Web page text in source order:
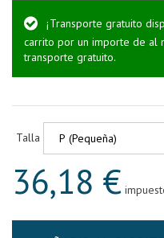
¡Transporte gratuito
carrito por un importe de al
transporte gratuito.
Talla
36,18 €